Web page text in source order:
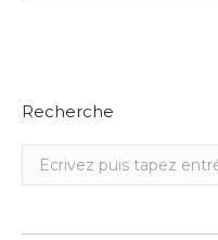
Recherche
Recherche